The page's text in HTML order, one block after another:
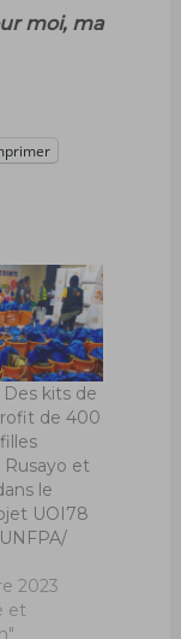
moi, ma
kits de
de 400
Rusayo et
le
UOI78
2023
et